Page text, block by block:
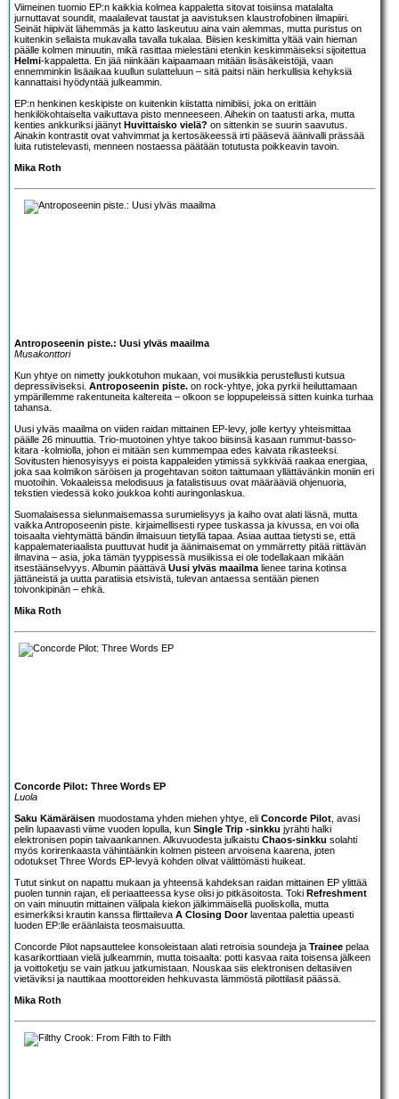
Viimeinen tuomio EP:n kaikkia kolmea kappaletta sitovat toisiinsa matalalta
jurnuttavat soundit, maalailevat taustat ja aavistuksen klaustrofobinen ilmapiiri.
Seinät hiipivät lähemmäs ja katto laskeutuu aina vain alemmas, mutta puristus on
kuitenkin sellaista mukavalla tavalla tukalaa. Biisien keskimitta yltää vain hieman
päälle kolmen minuutin, mikä rasittaa mielestäni etenkin keskimmäiseksi sijoitettua
Helmi-kappaletta. En jää niinkään kaipaamaan mitään lisäsäkeistöjä, vaan
ennemminkin lisäaikaa kuullun sulatteluun – sitä paitsi näin herkullisia kehyksiä
kannattaisi hyödyntää julkeammin.
EP:n henkinen keskipiste on kuitenkin kiistatta nimibiisi, joka on erittäin
henkilökohtaiselta vaikuttava pisto menneeseen. Aihekin on taatusti arka, mutta
kenties ankkuriksi jäänyt Huvittaisko vielä? on sittenkin se suurin saavutus.
Ainakin kontrastit ovat vahvimmat ja kertosäkeessä irti pääsevä äänivalli prässää
luita rutistelevasti, menneen nostaessa päätään totutusta poikkeavin tavoin.
Mika Roth
Antroposeenin piste.: Uusi ylväs maailma
Musakonttori
Kun yhtye on nimetty joukkotuhon mukaan, voi musiikkia perustellusti kutsua
depressiiviseksi. Antroposeenin piste. on rock-yhtye, joka pyrkii heiluttamaan
ympärillemme rakentuneita kaltereita – olkoon se loppupeleissä sitten kuinka turhaa
tahansa.
Uusi ylväs maailma on viiden raidan mittainen EP-levy, jolle kertyy yhteismittaa
päälle 26 minuuttia. Trio-muotoinen yhtye takoo biisinsä kasaan rummut-basso-
kitara -kolmiolla, johon ei mitään sen kummempaa edes kaivata rikasteeksi.
Sovitusten hienosyisyys ei poista kappaleiden ytimissä sykkivää raakaa energiaa,
joka saa kolmikon säröisen ja progehtavan soiton taittumaan yllättävänkin moniin eri
muotoihin. Vokaaleissa melodisuus ja fatalistisuus ovat määrääviä ohjenuoria,
tekstien viedessä koko joukkoa kohti auringonlaskua.
Suomalaisessa sielunmaisemassa surumielisyys ja kaiho ovat alati läsnä, mutta
vaikka Antroposeenin piste. kirjaimellisesti rypee tuskassa ja kivussa, en voi olla
toisaalta viehtymättä bändin ilmaisuun tietyllä tapaa. Asiaa auttaa tietysti se, että
kappalemateriaalista puuttuvat hudit ja äänimaisemat on ymmärretty pitää riittävän
ilmavina – asia, joka tämän tyyppisessä musiikissa ei ole todellakaan mikään
itsestäänselvyys. Albumin päättävä Uusi ylväs maailma lienee tarina kotinsa
jättäneistä ja uutta paratiisia etsivistä, tulevan antaessa sentään pienen
toivonkipinän – ehkä.
Mika Roth
Concorde Pilot: Three Words EP
Luola
Saku Kämäräisen muodostama yhden miehen yhtye, eli Concorde Pilot , avasi
pelin lupaavasti viime vuoden lopulla, kun Single Trip -sinkku jyrähti halki
elektronisen popin taivaankannen. Alkuvuodesta julkaistu Chaos-sinkku solahti
myös korirenkaasta vähintäänkin kolmen pisteen arvoisena kaarena, joten
odotukset Three Words EP-levyä kohden olivat välittömästi huikeat.
Tutut sinkut on napattu mukaan ja yhteensä kahdeksan raidan mittainen EP ylittää
puolen tunnin rajan, eli periaatteessa kyse olisi jo pitkäsoitosta. Toki Refreshment
on vain minuutin mittainen välipala kiekon jälkimmäisellä puoliskolla, mutta
esimerkiksi krautin kanssa flirttaileva A Closing Doorlaventaa palettia upeasti
luoden EP:lle eräänlaista teosmaisuutta.
Concorde Pilot napsauttelee konsoleistaan alati retroisia soundeja ja Trainee pelaa
kasarikorttiaan vielä julkeammin, mutta toisaalta: potti kasvaa raita toisensa jälkeen
ja voittoketju se vain jatkuu jatkumistaan. Nouskaa siis elektronisen deltasiiven
vietäviksi ja nauttikaa moottoreiden hehkuvasta lämmöstä pilottilasit päässä.
Mika Roth